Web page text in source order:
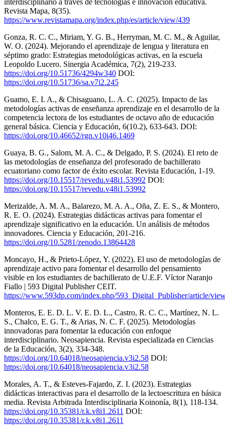
Revista Mapa, 8(35).
https://www.revistamapa.org/index.php/es/article/view/439
Gonza, R. C. C., Miriam, Y. G. B., Herryman, M. C. M., & Aguilar,
W. O. (2024). Mejorando el aprendizaje de lengua y literatura en
séptimo grado: Estrategias metodológicas activas, en la escuela
Leopoldo Lucero. Sinergia Académica, 7(2), 219-233.
https://doi.org/10.51736/4294w340 DOI:
https://doi.org/10.51736/sa.v7i2.245
Guamo, E. I. A., & Chisaguano, L. A. C. (2025). Impacto de las
metodologías activas de enseñanza aprendizaje en el desarrollo de la
competencia lectora de los estudiantes de octavo año de educación
general básica. Ciencia y Educación, 6(10.2), 633-643. DOI:
https://doi.org/10.46652/rgn.v10i46.1469
Guaya, B. G., Salom, M. A. C., & Delgado, P. S. (2024). El reto de
las metodologías de enseñanza del profesorado de bachillerato
ecuatoriano como factor de éxito escolar. Revista Educación, 1-19.
https://doi.org/10.15517/revedu.v48i1.53992 DOI:
https://doi.org/10.15517/revedu.v48i1.53992
Merizalde, A. M. A., Balarezo, M. A. A., Oña, Z. E. S., & Montero,
R. E. O. (2024). Estrategias didácticas activas para fomentar el
aprendizaje significativo en la educación. Un análisis de métodos
innovadores. Ciencia y Educación, 201-216.
https://doi.org/10.5281/zenodo.13864428
Moncayo, H., & Prieto-López, Y. (2022). El uso de metodologías de
aprendizaje activo para fomentar el desarrollo del pensamiento
visible en los estudiantes de bachillerato de U.E.F. Víctor Naranjo
Fiallo | 593 Digital Publisher CEIT.
https://www.593dp.com/index.php/593_Digital_Publisher/article/
Monteros, E. E. D. L. V. E. D. L., Castro, R. C. C., Martínez, N. L.
S., Chalco, E. G. T., & Arias, N. C. F. (2025). Metodologías
innovadoras para fomentar la educación con enfoque
interdisciplinario. Neosapiencia. Revista especializada en Ciencias
de la Educación, 3(2), 334-348.
https://doi.org/10.64018/neosapiencia.v3i2.58 DOI:
https://doi.org/10.64018/neosapiencia.v3i2.58
Morales, A. T., & Esteves-Fajardo, Z. I. (2023). Estrategias
didácticas interactivas para el desarrollo de la lectoescritura en básica
media. Revista Arbitrada Interdisciplinaria Koinonía, 8(1), 118-134.
https://doi.org/10.35381/r.k.v8i1.2611 DOI:
https://doi.org/10.35381/r.k.v8i1.2611